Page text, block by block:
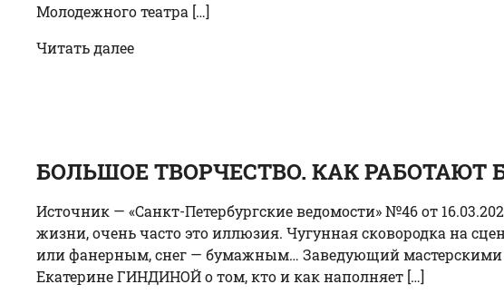
Молодежного театра […]
Читать далее
БОЛЬШОЕ ТВОРЧЕСТВО. КАК РАБОТАЮТ
Источник — «Санкт-Петербургские ведомости» №46 от
жизни, очень часто это иллюзия. Чугунная сковородка на
или фанерным, снег — бумажным… Заведующий мастерскими
Екатерине ГИНДИНОЙ о том, кто и как наполняет […]